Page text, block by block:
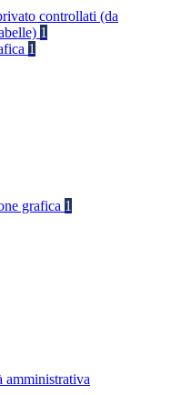
controllati (da
1
1
grafica 1
amministrativa